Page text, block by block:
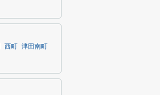
西町
津田南町